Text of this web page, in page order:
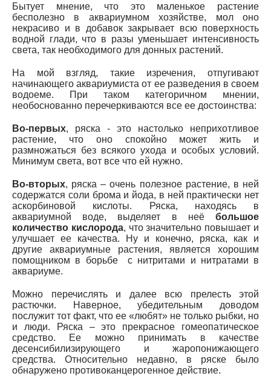
Бытует мнение, что это маленькое растение
бесполезно в аквариумном хозяйстве, мол оно
некрасиво и в добавок закрывает всю поверхность
водной глади, что в разы уменьшает интенсивность
света, так необходимого для донных растений.
На мой взгляд, такие изречения, отпугивают
начинающего аквариумиста от ее разведения в своем
водоеме. При таком категоричном мнении,
необоснованно перечеркиваются все ее достоинства:
Во-первых, ряска - это настолько неприхотливое
растение, что оно спокойно может жить и
размножаться без всякого ухода и особых условий.
Минимум света, вот все что ей нужно.
Во-вторых, ряска – очень полезное растение, в ней
содержатся соли брома и йода, в ней практически нет
аскорбиновой кислоты. Ряска, находясь в
аквариумной воде, выделяет в неё большое
количество кислорода, что значительно повышает и
улучшает ее качества. Ну и конечно, ряска, как и
другие аквариумные растения, является хорошим
помощником в борьбе с нитритами и нитратами в
аквариуме.
Можно перечислять и далее всю прелесть этой
растючки. Наверное, убедительным доводом
послужит тот факт, что ее «любят» не только рыбки, но
и люди. Ряска – это прекрасное гомеопатическое
средство. Ее можно принимать в качестве
десенсибилизирующего и жаропонижающего
средства. Относительно недавно, в ряске было
обнаружено противоканцерогенное действие.